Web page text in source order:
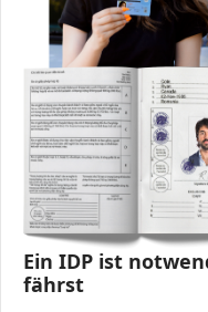
Ein IDP ist
fährst